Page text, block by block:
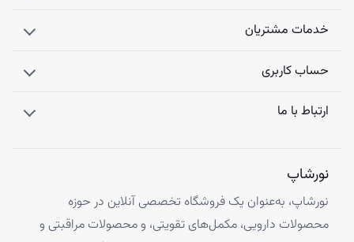
خدمات مشتریان
حساب کاربری
ارتباط با ما
نورشاپ
نورشاپ، به‌عنوان یک فروشگاه تخصصی آنلاین در حوزه
محصولات دارویی، مکمل‌های تقویتی، و محصولات مراقبتی و